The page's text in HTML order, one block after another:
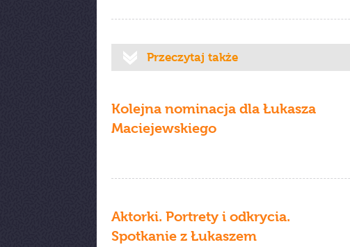
Przeczytaj także
Kolejna nominacja dla Łukasza
Maciejewskiego
Aktorki. Portrety i odkrycia.
Spotkanie z Łukaszem